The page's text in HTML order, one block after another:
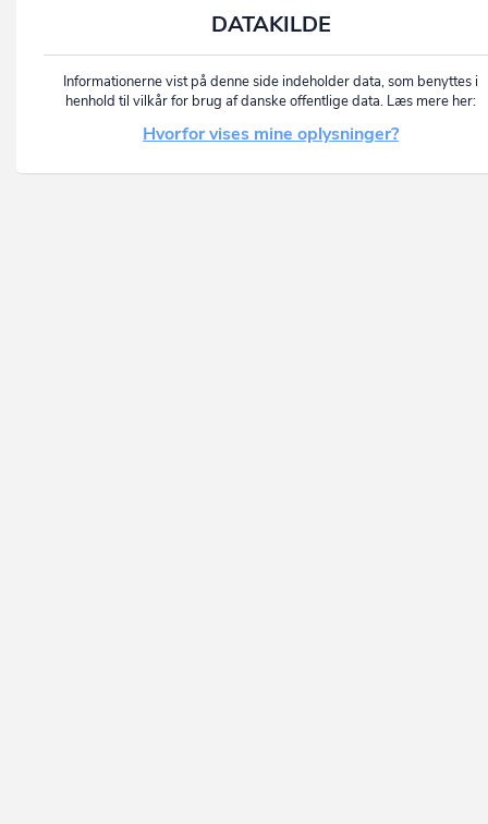
DATAKILDE
Informationerne vist på denne side indeholder data, som benyttes i
henhold til vilkår for brug af danske offentlige data. Læs mere her:
Hvorfor vises mine oplysninger?